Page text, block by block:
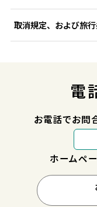
取消規定、および旅
電
お電話でお問
ホームペ